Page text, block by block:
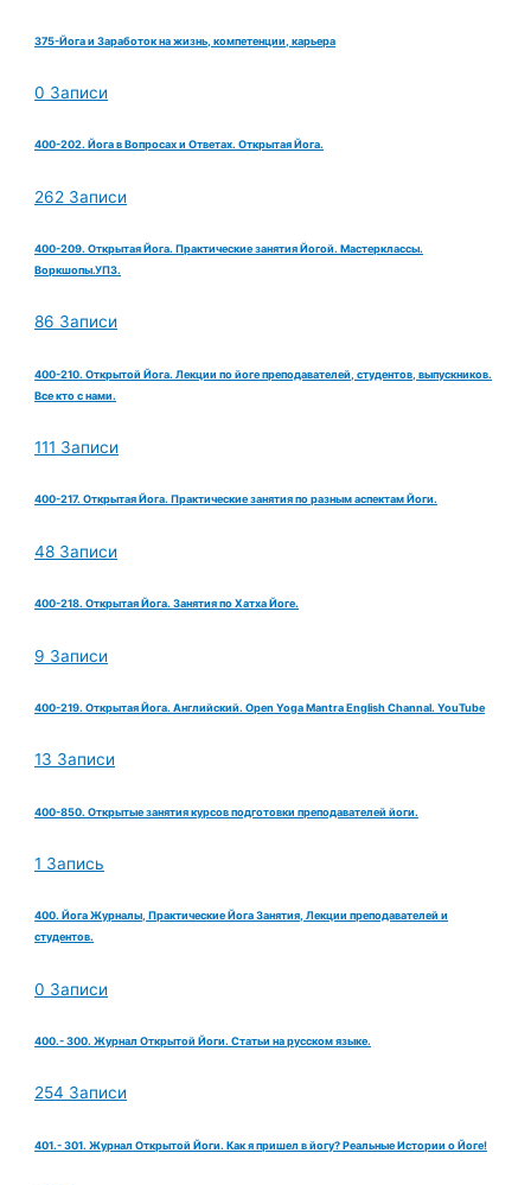
375-Йога и Заработок на жизнь, компетенции, карьера
0 Записи
400-202. Йога в Вопросах и Ответах. Открытая Йога.
262 Записи
400-209. Открытая Йога. Практические занятия Йогой. Мастерклассы.
Воркшопы.УПЗ.
86 Записи
400-210. Открытой Йога. Лекции по йоге преподавателей, студентов, выпускников.
Все кто с нами.
111 Записи
400-217. Открытая Йога. Практические занятия по разным аспектам Йоги.
48 Записи
400-218. Открытая Йога. Занятия по Хатха Йоге.
9 Записи
400-219. Открытая Йога. Английский. Open Yoga Mantra English Channal. YouTube
13 Записи
400-850. Открытые занятия курсов подготовки преподавателей йоги.
1 Запись
400. Йога Журналы, Практические Йога Занятия, Лекции преподавателей и
студентов.
0 Записи
400.- 300. Журнал Открытой Йоги. Статьи на русском языке.
254 Записи
401.- 301. Журнал Открытой Йоги. Как я пришел в йогу? Реальные Истории о Йоге!